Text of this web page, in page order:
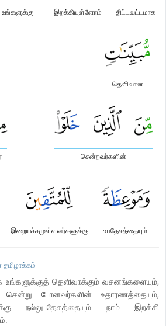
திட்டவட்டமாக
இறக்கியுள்ளோம்
உங்களுக்கு
தெளிவான
சென்றவர்களின்
உபதேசத்தையும்
இறையச்சமுள்ளவர்களுக்கு
தமிழாக்கம்
உங்களுக்குத் தெளிவாக்கும் வசனங்களையும்,
சென்று போனவர்களின் உதாரணத்தையும்,
நல்லுபதேசத்தையும் நாம் இறக்கி